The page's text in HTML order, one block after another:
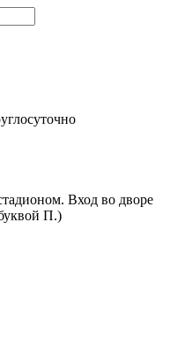
Вход во дворе
П.)